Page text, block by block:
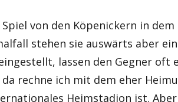
von den Köpenickern in
stehen sie auswärts aber
lassen den Gegner oft
rechne ich mit dem eher
Heimstadion ist.